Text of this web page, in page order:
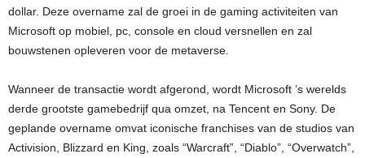
dollar. Deze overname zal de groei in de gaming activiteiten van
Microsoft op mobiel, pc, console en cloud versnellen en zal
bouwstenen opleveren voor de metaverse.
Wanneer de transactie wordt afgerond, wordt Microsoft ’s werelds
derde grootste gamebedrijf qua omzet, na Tencent en Sony. De
geplande overname omvat iconische franchises van de studios van
Activision, Blizzard en King, zoals “Warcraft”, “Diablo”, “Overwatch”,